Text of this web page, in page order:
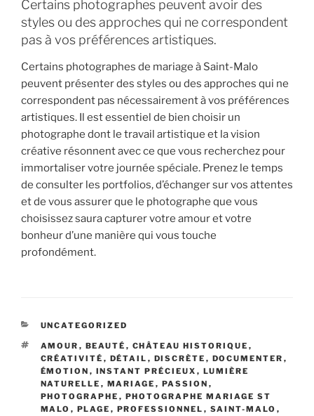
Certains photographes peuvent avoir des
styles ou des approches qui ne correspondent
pas à vos préférences artistiques.
Certains photographes de mariage à Saint-Malo
peuvent présenter des styles ou des approches qui ne
correspondent pas nécessairement à vos préférences
artistiques. Il est essentiel de bien choisir un
photographe dont le travail artistique et la vision
créative résonnent avec ce que vous recherchez pour
immortaliser votre journée spéciale. Prenez le temps
de consulter les portfolios, d’échanger sur vos attentes
et de vous assurer que le photographe que vous
choisissez saura capturer votre amour et votre
bonheur d’une manière qui vous touche
profondément.
CATÉGORIES
UNCATEGORIZED
ÉTIQUETTES
AMOUR , BEAUTÉ , CHÂTEAU HISTORIQUE ,
CRÉATIVITÉ , DÉTAIL , DISCRÈTE , DOCUMENTER ,
ÉMOTION , INSTANT PRÉCIEUX , LUMIÈRE
NATURELLE , MARIAGE , PASSION ,
PHOTOGRAPHE , PHOTOGRAPHE MARIAGE ST
MALO , PLAGE , PROFESSIONNEL , SAINT-MALO ,